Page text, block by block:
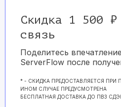
Скидка 1 500 ₽
связь
Поделитесь
ServerFlow после
* - СКИДКА ПРЕДОСТАВЛЯЕТСЯ ПРИ
ИНОМ СЛУЧАЕ ПРЕДУСМОТРЕНА
БЕСПЛАТНАЯ ДОСТАВКА ДО ПВЗ